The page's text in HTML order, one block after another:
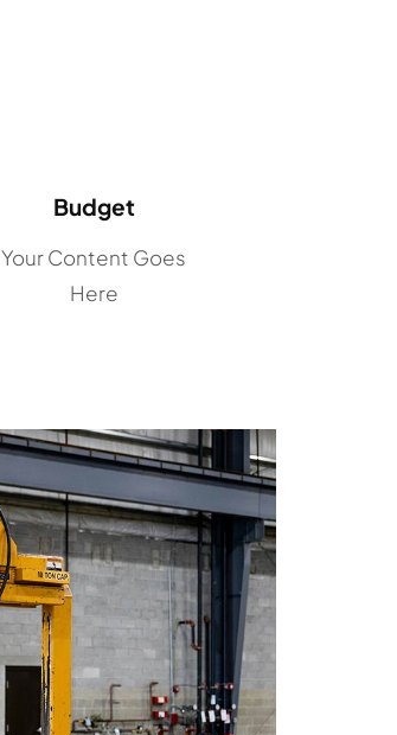
Budget
Your Content Goes
Here